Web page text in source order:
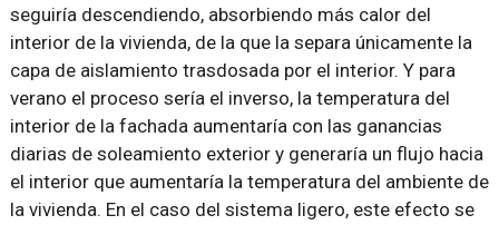
seguiría descendiendo, absorbiendo más calor del
interior de la vivienda, de la que la separa únicamente la
capa de aislamiento trasdosada por el interior. Y para
verano el proceso sería el inverso, la temperatura del
interior de la fachada aumentaría con las ganancias
diarias de soleamiento exterior y generaría un flujo hacia
el interior que aumentaría la temperatura del ambiente de
la vivienda. En el caso del sistema ligero, este efecto se